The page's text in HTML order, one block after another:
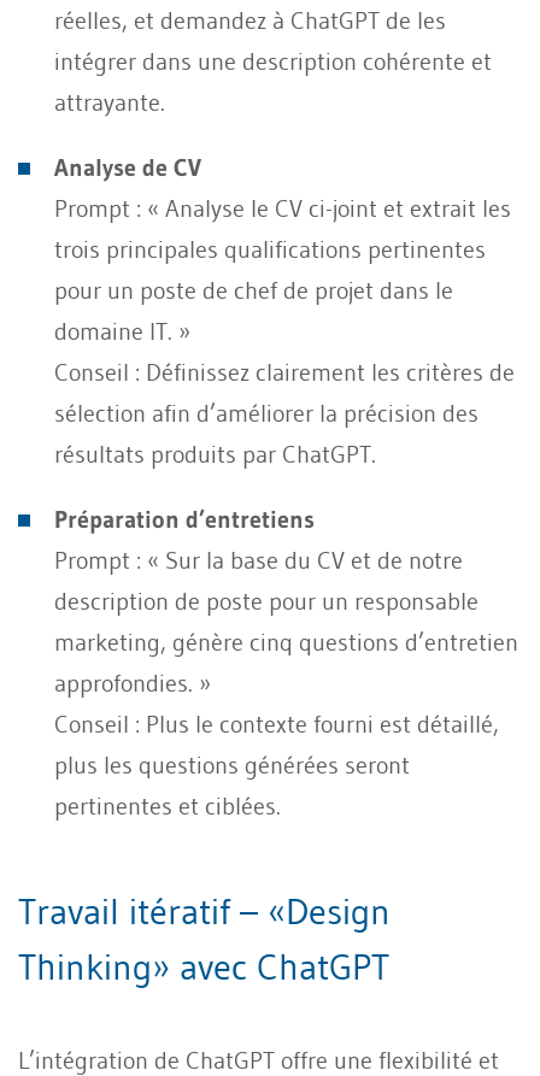
réelles, et demandez à ChatGPT de les
intégrer dans une description cohérente et
attrayante.
Analyse de CV
Prompt : « Analyse le CV ci-joint et extrait les
trois principales qualifications pertinentes
pour un poste de chef de projet dans le
domaine IT. »
Conseil : Définissez clairement les critères de
sélection afin d’améliorer la précision des
résultats produits par ChatGPT.
Préparation d’entretiens
Prompt : « Sur la base du CV et de notre
description de poste pour un responsable
marketing, génère cinq questions d’entretien
approfondies. »
Conseil : Plus le contexte fourni est détaillé,
plus les questions générées seront
pertinentes et ciblées.
Travail itératif – «Design
Thinking» avec ChatGPT
L’intégration de ChatGPT offre une flexibilité et